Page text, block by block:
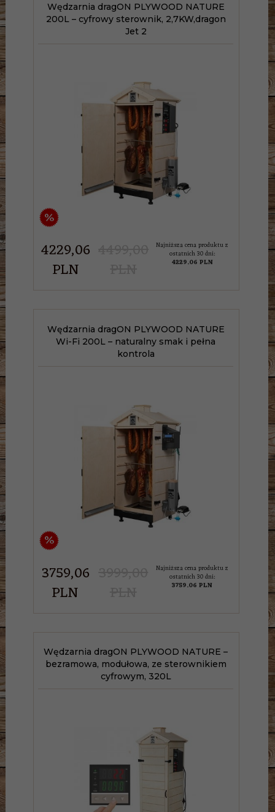
Wędzarnia dragON PLYWOOD NATURE
200L – cyfrowy sterownik, 2,7KW,dragon
Jet 2
%
4229,06
PLN
Najniższa cena produktu z
ostatnich 30 dni:
4229.06 PLN
Wędzarnia dragON PLYWOOD NATURE
Wi-Fi 200L – naturalny smak i pełna
kontrola
%
3759,06
PLN
Najniższa cena produktu z
ostatnich 30 dni:
3759.06 PLN
Wędzarnia dragON PLYWOOD NATURE –
bezramowa, modułowa, ze sterownikiem
cyfrowym, 320L